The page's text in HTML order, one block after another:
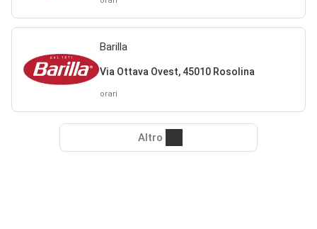
Barilla
Via Ottava Ovest, 45010 Rosolina
orari
Altro